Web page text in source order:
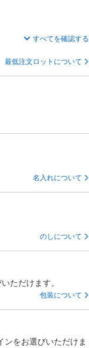
すべてを確認する
最低注文ロットについて
名入れについて
のしについて
ただけます。
包装について
ンをお選びいただけま